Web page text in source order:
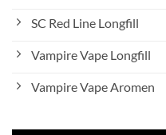
SC Red Line Longfill
Vampire Vape Longfill
Vampire Vape Aromen